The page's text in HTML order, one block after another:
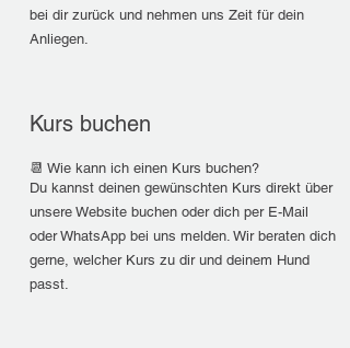
bei dir zurück und nehmen uns Zeit für dein
Anliegen.
Kurs buchen
📆 Wie kann ich einen Kurs buchen?
Du kannst deinen gewünschten Kurs direkt über
unsere Website buchen oder dich per E-Mail
oder WhatsApp bei uns melden. Wir beraten dich
gerne, welcher Kurs zu dir und deinem Hund
passt.